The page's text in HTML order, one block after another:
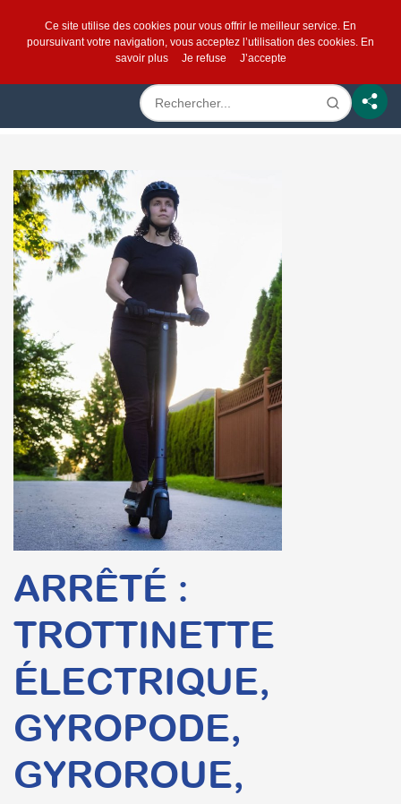
ARRÊTÉ :
TROTTINETTE
ÉLECTRIQUE,
GYROPODE,
GYROROUE,
Ce site utilise des cookies pour vous offrir le meilleur service. En
poursuivant votre navigation, vous acceptez l’utilisation des cookies. En
savoir plus
Je refuse J’accepte